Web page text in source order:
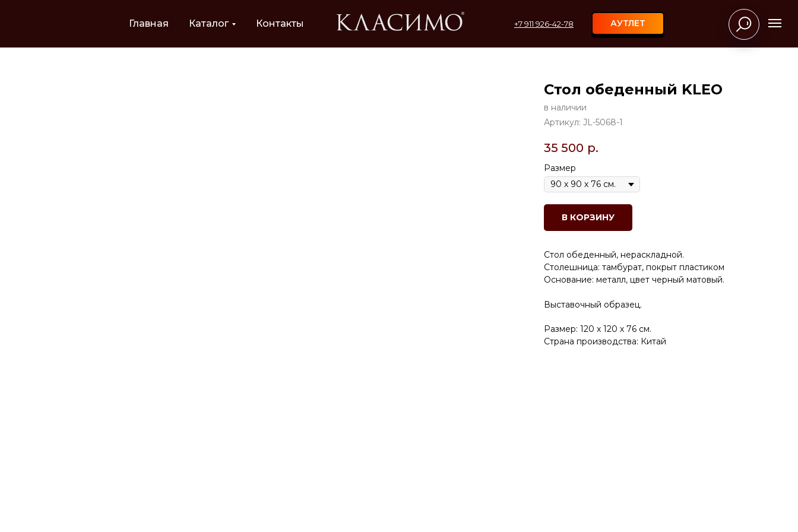
Главная Каталог Контакты +7 911 926-42-78 АУТЛЕТ
Стол обеденный KLEO
в наличии
Артикул: JL-5068-1
35 500 р.
Размер
В КОРЗИНУ
Стол обеденный, нераскладной.
Столешница: тамбурат, покрыт пластиком
Основание: металл, цвет черный матовый.
Выставочный образец.
Размер: 120 х 120 х 76 см.
Страна производства: Китай